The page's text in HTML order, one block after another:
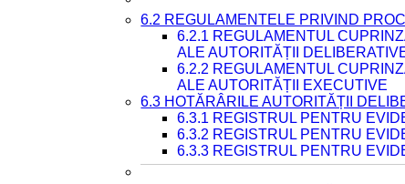
6.2 REGULAMENTELE PRIVIND
6.2.1 REGULAMENTUL
ALE AUTORITĂȚII
6.2.2 REGULAMENTUL
ALE AUTORITĂȚII EXECUTIVE
6.3 HOTĂRÂRILE AUTORITĂȚII
6.3.1 REGISTRUL PENTRU
6.3.2 REGISTRUL PENTRU
6.3.3 REGISTRUL PENTRU